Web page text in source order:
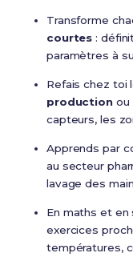
Transforme
courtes :
paramètres à
Refais chez toi
productionou
capteurs, les
Apprends par
au secteur
lavage des
En maths et en
exercices
températures,